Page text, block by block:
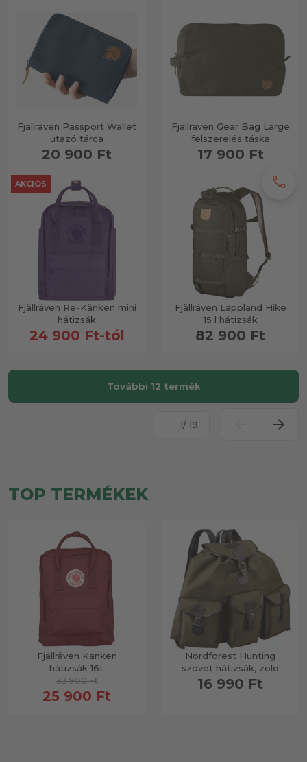
Fjällräven Passport Wallet
utazó tárca
20 900 Ft
Fjällräven Gear Bag Large
felszerelés táska
17 900 Ft
Fjällräven Re-Känken mini
hátizsák
AKCIÓS
24 900 Ft-tól
Fjällräven Lappland Hike
15 l hátizsák
82 900 Ft
További 12 termék
/ 19
TOP TERMÉKEK
Fjällräven Kanken
hátizsák 16L
33 900 Ft
25 900 Ft
Nordforest Hunting
szövet hátizsák, zöld
16 990 Ft
call